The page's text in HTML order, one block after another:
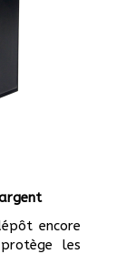
encore
les